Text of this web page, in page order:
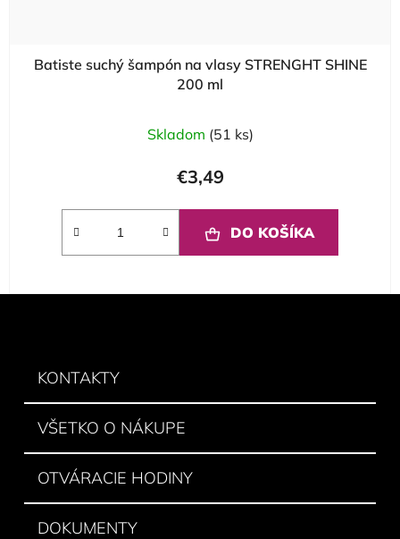
Batiste suchý šampón na vlasy STRENGHT SHINE
200 ml
Skladom (51 ks)
€3,49
DO KOŠÍKA
KONTAKTY
VŠETKO O NÁKUPE
OTVÁRACIE HODINY
DOKUMENTY